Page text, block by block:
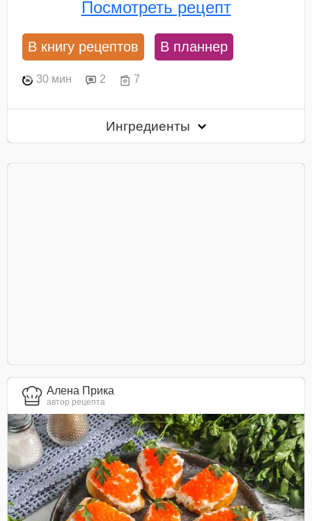
Посмотреть рецепт
В книгу рецептов В планнер
30 мин 2 7
Ингредиенты
Алена Прика
автор рецепта